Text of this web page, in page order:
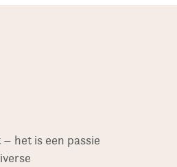
het is een passie